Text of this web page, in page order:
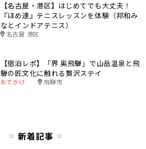
【名古屋・港区】はじめてでも大丈夫！
『ほめ達』テニスレッスンを体験（邦和み
なとインドアテニス）
名古屋 港区
【宿泊レポ】「界 奥飛騨」で山岳温泉と飛
騨の匠文化に触れる贅沢ステイ
おでかけ 飛騨市
新着記事